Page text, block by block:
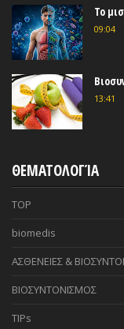
Το
09:04
13:41
ΘΕΜΑΤΟΛΟΓΊΑ
TOP
biomedis
ΑΣΘΕΝΕΙΕΣ &
ΒΙΟΣΥΝΤΟΝΙΣΜΟΣ
TIPs